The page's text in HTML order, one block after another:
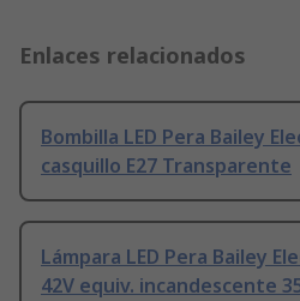
Enlaces relacionados
Bombilla LED Pera Bailey
casquillo E27 Transparente
Lámpara LED Pera Bailey
42V equiv. incandescente